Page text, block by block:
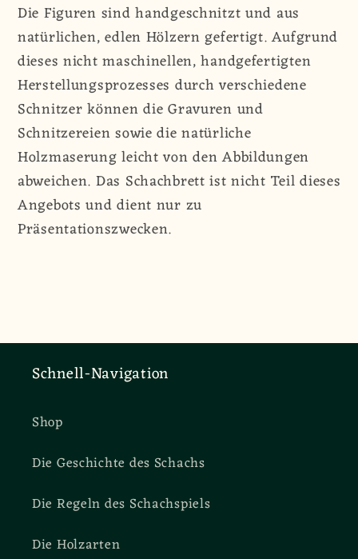
Die Figuren sind handgeschnitzt und aus
natürlichen, edlen Hölzern gefertigt. Aufgrund
dieses nicht maschinellen, handgefertigten
Herstellungsprozesses durch verschiedene
Schnitzer können die Gravuren und
Schnitzereien sowie die natürliche
Holzmaserung leicht von den Abbildungen
abweichen. Das Schachbrett ist nicht Teil dieses
Angebots und dient nur zu
Präsentationszwecken.
Schnell-Navigation
Shop
Die Geschichte des Schachs
Die Regeln des Schachspiels
Die Holzarten